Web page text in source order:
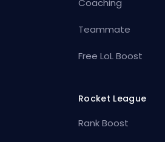
Coaching
Teammate
Free LoL Boost
Rocket League
Rank Boost